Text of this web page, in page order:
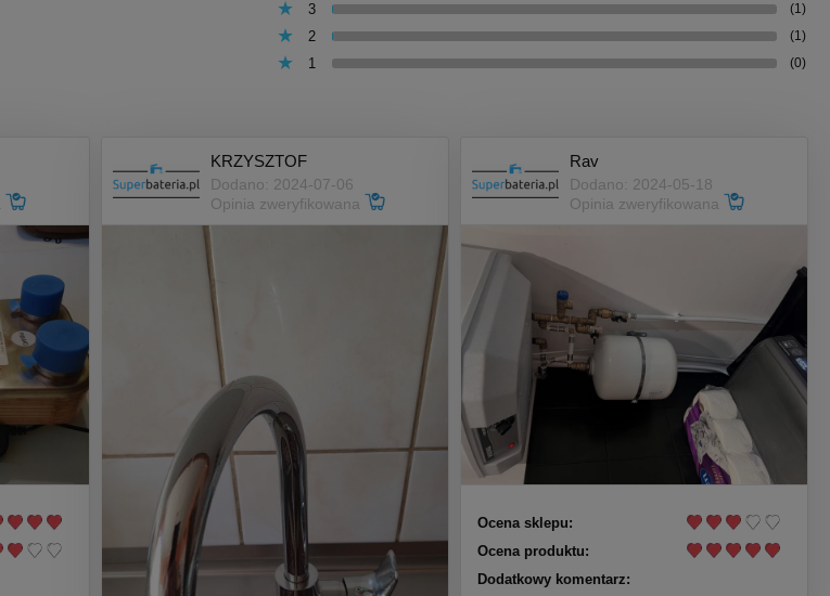
3 (1)
2 (1)
1 (0)
KRZYSZTOF
Dodano: 2024-07-06
Opinia zweryfikowana
Rav
Dodano: 2024-05-18
Opinia zweryfikowana
Ocena sklepu:
Ocena produktu:
Dodatkowy komentarz: